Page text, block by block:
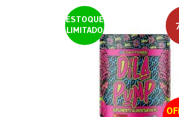
ESTOQUE
LIMITADO